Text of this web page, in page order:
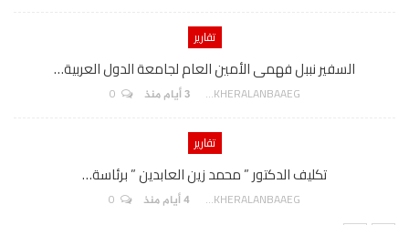
تقارير
السفير نببل فهمى الأمين العام لجامعة الدول العربية…
AKHERALANBAAEG 3 أيام منذ
تقارير
تكليف الدكتور ” محمد زين العابدين ” برئاسة…
AKHERALANBAAEG 4 أيام منذ